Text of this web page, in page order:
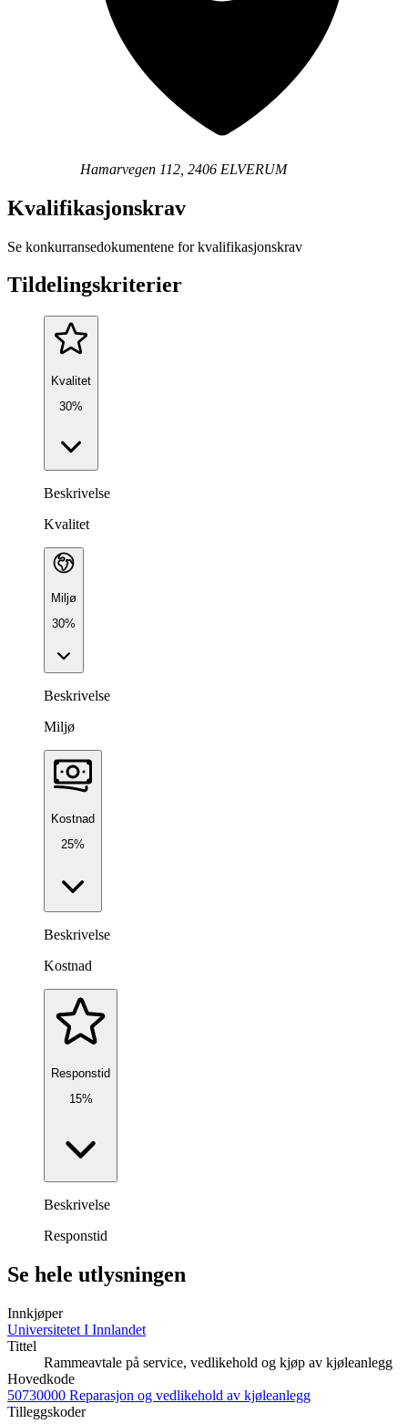
Hamarvegen 112, 2406 ELVERUM
Kvalifikasjonskrav
Se konkurransedokumentene for kvalifikasjonskrav
Tildelingskriterier
Kvalitet
30%
Beskrivelse
Kvalitet
Miljø
30%
Beskrivelse
Miljø
Kostnad
25%
Beskrivelse
Kostnad
Responstid
15%
Beskrivelse
Responstid
Se hele utlysningen
Innkjøper
Universitetet I Innlandet
Tittel
Rammeavtale på service, vedlikehold og kjøp av kjøleanlegg
Hovedkode
50730000 Reparasjon og vedlikehold av kjøleanlegg
Tilleggskoder